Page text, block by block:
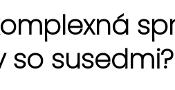
susedmi?